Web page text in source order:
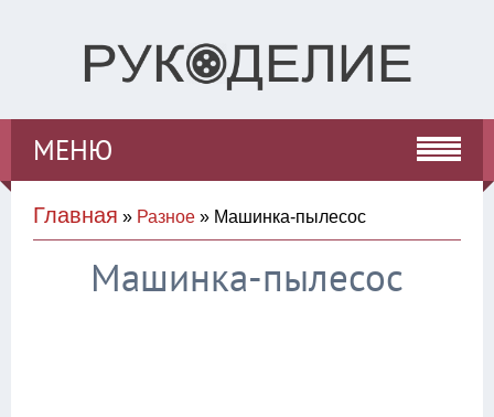
МЕНЮ
Главная » Разное » Машинка-пылесос
Машинка-пылесос